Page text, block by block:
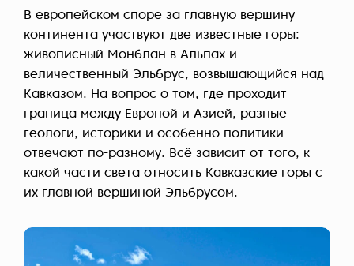
В европейском споре за главную вершину
континента участвуют две известные горы:
живописный Монблан в Альпах и
величественный Эльбрус, возвышающийся над
Кавказом. На вопрос о том, где проходит
граница между Европой и Азией, разные
геологи, историки и особенно политики
отвечают по-разному. Всё зависит от того, к
какой части света относить Кавказские горы с
их главной вершиной Эльбрусом.